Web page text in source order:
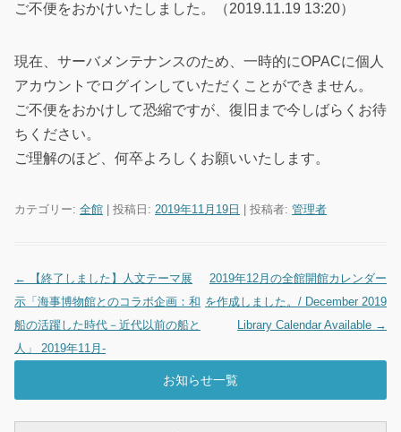
ご不便をおかけいたしました。（2019.11.19 13:20）
現在、サーバメンテナンスのため、一時的にOPACに個人
アカウントでログインしていただくことができません。
ご不便をおかけして恐縮ですが、復旧まで今しばらくお待
ちください。
ご理解のほど、何卒よろしくお願いいたします。
カテゴリー: 全館 | 投稿日: 2019年11月19日 投稿者: 管理者
投稿ナビゲーション
←
【終了しました】人文テーマ展
示「海事博物館とのコラボ企画：和
船の活躍した時代－近代以前の船と
人」 2019年11月-
2019年12月の全館開館カレンダー
を作成しました。/ December 2019
Library Calendar Available →
お知らせ一覧